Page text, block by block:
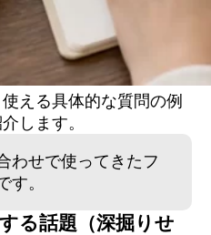
える具体的な質問の例
します。
わせで使ってきたフ
す。
る話題（深掘りせ